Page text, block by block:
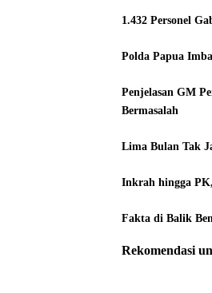
1.432 Personel
Polda Papua
Penjelasan GM
Bermasalah
Lima Bulan Tak
Inkrah hingga
Fakta di Balik
Rekomendasi